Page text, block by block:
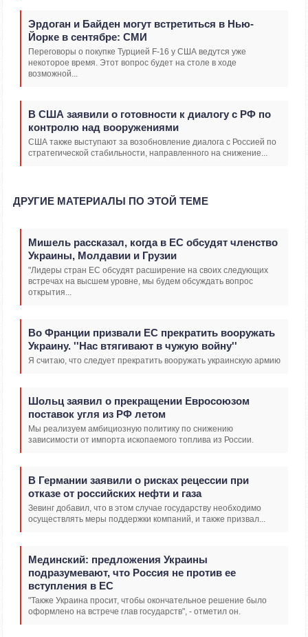
Эрдоган и Байден могут встретиться в Нью-
Йорке в сентябре: СМИ
Переговоры о покупке Турцией F-16 у США ведутся уже
некоторое время. Этот вопрос будет на столе в ходе
возможной...
В США заявили о готовности к диалогу с РФ по
контролю над вооружениями
США также выступают за возобновление диалога с Россией по
стратегической стабильности, направленного на снижение...
ДРУГИЕ МАТЕРИАЛЫ ПО ЭТОЙ ТЕМЕ
Мишель рассказал, когда в ЕС обсудят членство
Украины, Молдавии и Грузии
"Лидеры стран ЕС обсудят расширение на своих следующих
встречах на высшем уровне, мы будем обсуждать вопрос
открытия...
Во Франции призвали ЕС прекратить вооружать
Украину. ''Нас втягивают в чужую войну''
Я считаю, что следует прекратить вооружать украинскую армию
Шольц заявил о прекращении Евросоюзом
поставок угля из РФ летом
Мы реализуем амбициозную политику по снижению
зависимости от импорта ископаемого топлива из России.
В Германии заявили о рисках рецессии при
отказе от российских нефти и газа
Зевинг добавил, что в этом случае государству необходимо
осуществлять меры поддержки компаний, и также призвал...
Мединский: предложения Украины
подразумевают, что Россия не против ее
вступления в ЕС
"Также Украина просит, чтобы окончательное решение было
оформлено на встрече глав государств", - отметил он.